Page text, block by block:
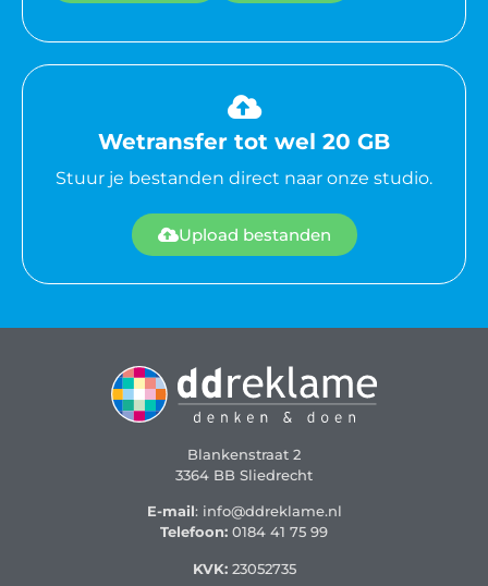
Wetransfer tot wel 20 GB
Stuur je bestanden direct naar onze studio.
Upload bestanden
Blankenstraat 2
3364 BB Sliedrecht
E-mail: info@ddreklame.nl
Telefoon: 0184 41 75 99
KVK: 23052735